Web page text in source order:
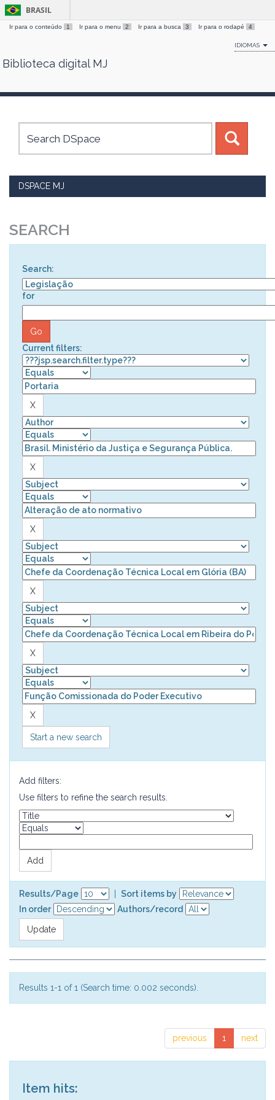
Skip
BRASIL
Ir para o conteúdo 1 Ir para o menu 2 Ir para a busca 3 Ir para o rodapé 4
IDIOMAS
Biblioteca digital MJ
DSPACE MJ
SEARCH
Search:
for
Current filters:
Start a new search
Add filters:
Use filters to refine the search results.
Results/Page
Sort items by
In order
Authors/record
Results 1-1 of 1 (Search time: 0.002 seconds).
previous 1 next
Item hits: